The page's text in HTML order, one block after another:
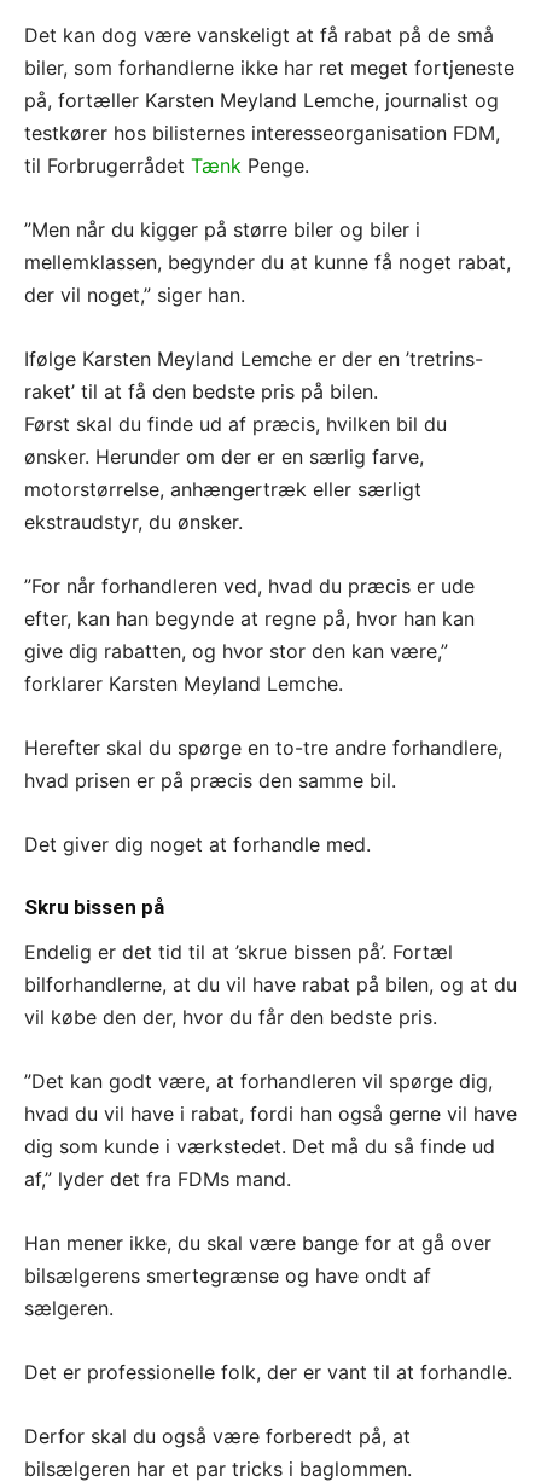
Det kan dog være vanskeligt at få rabat på de små
biler, som forhandlerne ikke har ret meget fortjeneste
på, fortæller Karsten Meyland Lemche, journalist og
testkører hos bilisternes interesseorganisation FDM,
til Forbrugerrådet Tænk Penge.
”Men når du kigger på større biler og biler i
mellemklassen, begynder du at kunne få noget rabat,
der vil noget,” siger han.
Ifølge Karsten Meyland Lemche er der en ’tretrins-
raket’ til at få den bedste pris på bilen.
Først skal du finde ud af præcis, hvilken bil du
ønsker. Herunder om der er en særlig farve,
motorstørrelse, anhængertræk eller særligt
ekstraudstyr, du ønsker.
”For når forhandleren ved, hvad du præcis er ude
efter, kan han begynde at regne på, hvor han kan
give dig rabatten, og hvor stor den kan være,”
forklarer Karsten Meyland Lemche.
Herefter skal du spørge en to-tre andre forhandlere,
hvad prisen er på præcis den samme bil.
Det giver dig noget at forhandle med.
Skru bissen på
Endelig er det tid til at ’skrue bissen på’. Fortæl
bilforhandlerne, at du vil have rabat på bilen, og at du
vil købe den der, hvor du får den bedste pris.
”Det kan godt være, at forhandleren vil spørge dig,
hvad du vil have i rabat, fordi han også gerne vil have
dig som kunde i værkstedet. Det må du så finde ud
af,” lyder det fra FDMs mand.
Han mener ikke, du skal være bange for at gå over
bilsælgerens smertegrænse og have ondt af
sælgeren.
Det er professionelle folk, der er vant til at forhandle.
Derfor skal du også være forberedt på, at
bilsælgeren har et par tricks i baglommen.